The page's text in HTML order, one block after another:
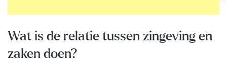
Wat is de relatie tussen zingeving en
zaken doen?